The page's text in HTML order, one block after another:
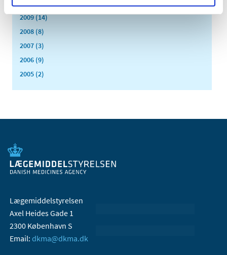
2010 (7)
2009 (14)
2008 (8)
2007 (3)
2006 (9)
2005 (2)
Lægemiddelstyrelsen
Axel Heides Gade 1
2300 København S
Email: dkma@dkma.dk